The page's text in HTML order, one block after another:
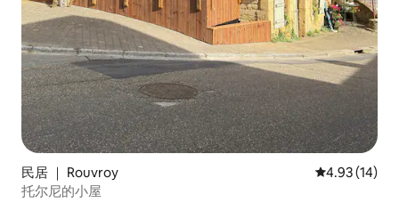
民居 ｜ Rouvroy 平均评分
4.93 (14)
托尔尼的小屋